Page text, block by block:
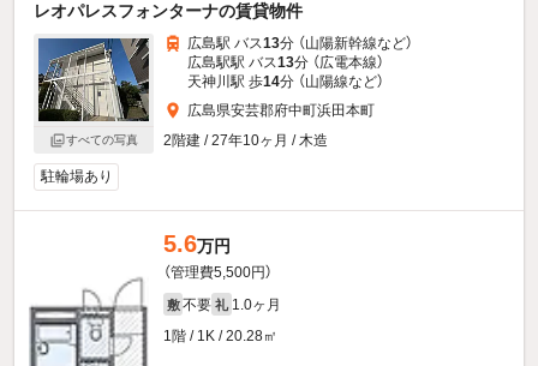
レオパレスフォンターナの賃貸物件
すべての写真
広島駅 バス13分 （山陽新幹線など）
広島駅駅 バス13分 （広電本線）
天神川駅 歩14分 （山陽線など）
広島県安芸郡府中町浜田本町
2階建 / 27年10ヶ月 / 木造
駐輪場あり
5.6万円
（管理費5,500円）
敷 不要 礼 1.0ヶ月
1階 / 1K / 20.28㎡